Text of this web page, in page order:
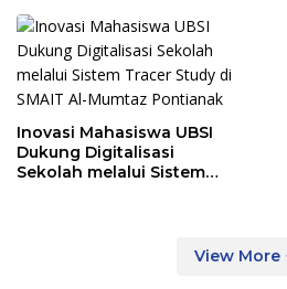
Inovasi Mahasiswa UBSI
Dukung Digitalisasi
Sekolah melalui Sistem
View More